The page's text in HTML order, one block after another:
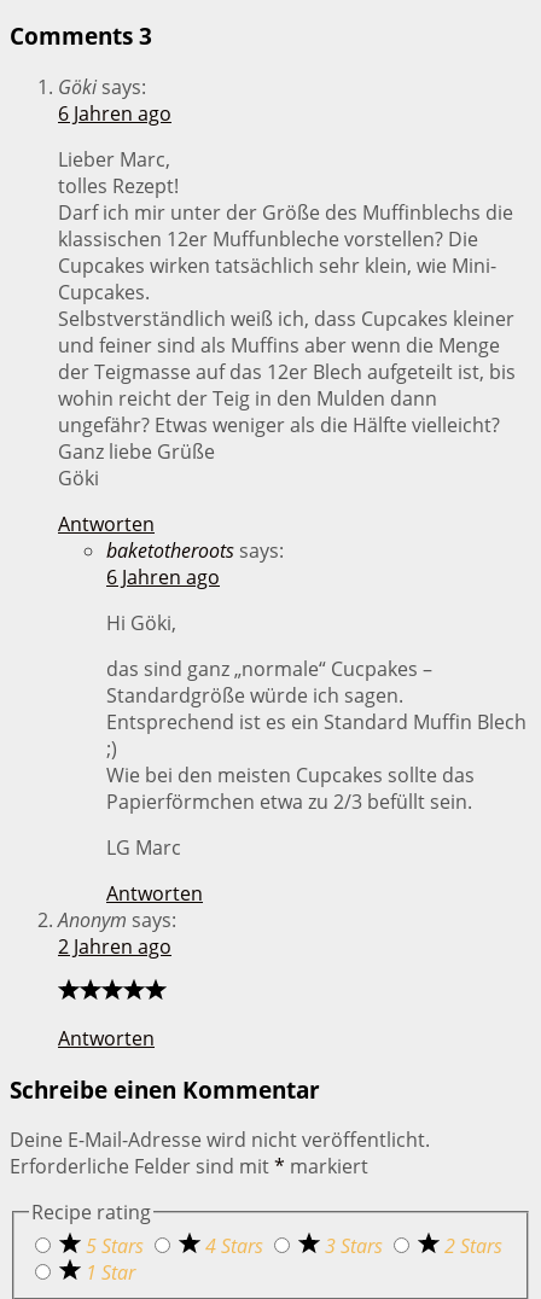
Comments 3
Göki says:
6 Jahren ago
Lieber Marc,
tolles Rezept!
Darf ich mir unter der Größe des Muffinblechs die
klassischen 12er Muffunbleche vorstellen? Die
Cupcakes wirken tatsächlich sehr klein, wie Mini-
Cupcakes.
Selbstverständlich weiß ich, dass Cupcakes kleiner
und feiner sind als Muffins aber wenn die Menge
der Teigmasse auf das 12er Blech aufgeteilt ist, bis
wohin reicht der Teig in den Mulden dann
ungefähr? Etwas weniger als die Hälfte vielleicht?
Ganz liebe Grüße
Göki
Antworten
baketotheroots says:
6 Jahren ago
Hi Göki,
das sind ganz „normale“ Cucpakes –
Standardgröße würde ich sagen.
Entsprechend ist es ein Standard Muffin Blech
;)
Wie bei den meisten Cupcakes sollte das
Papierförmchen etwa zu 2/3 befüllt sein.
LG Marc
Antworten
Anonym says:
2 Jahren ago
Antworten
Schreibe einen Kommentar
Deine E-Mail-Adresse wird nicht veröffentlicht.
Erforderliche Felder sind mit* markiert
Recipe rating
5 Stars
4 Stars 3 Stars
2 Stars
1 Star